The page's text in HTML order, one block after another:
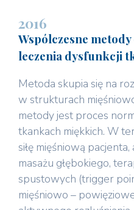
2016
Wspólczesne
leczenia dysfunkcji
Metoda skupia się na
w strukturach
metody jest proces
tkankach miękkich. W
siłę mięśniową
masażu głębokiego,
spustowych (trigger
mięśniowo –